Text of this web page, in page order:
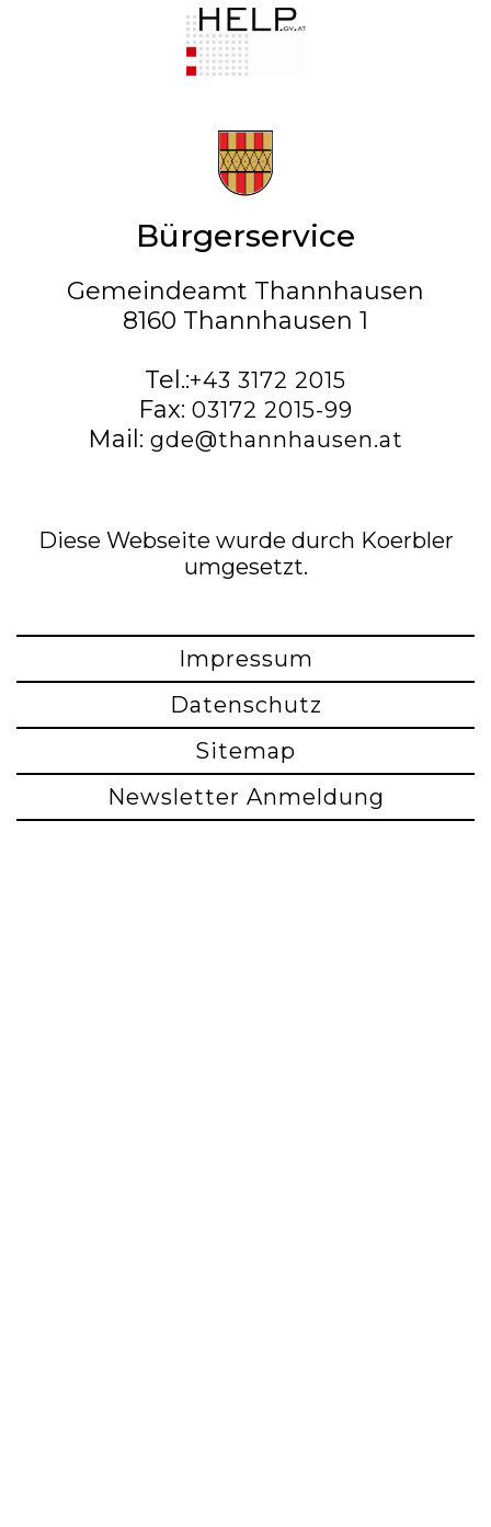
Bürgerservice
Gemeindeamt Thannhausen
8160 Thannhausen 1
Tel.:+43 3172 2015
Fax: 03172 2015-99
Mail: gde@thannhausen.at
Diese Webseite wurde durch Koerbler
umgesetzt.
Impressum
Datenschutz
Sitemap
Newsletter Anmeldung